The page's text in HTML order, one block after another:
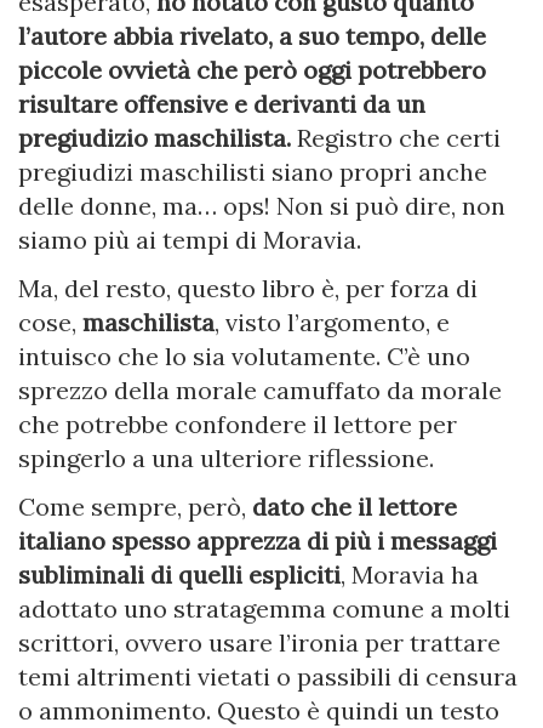
l’autore abbia rivelato, a suo tempo, delle
piccole ovvietà che però oggi potrebbero
risultare offensive e derivanti da un
pregiudizio maschilista. Registro che certi
pregiudizi maschilisti siano propri anche
delle donne, ma… ops! Non si può dire, non
siamo più ai tempi di Moravia.
Ma, del resto, questo libro è, per forza di
cose, maschilista, visto l’argomento, e
intuisco che lo sia volutamente. C’è uno
sprezzo della morale camuffato da morale
che potrebbe confondere il lettore per
spingerlo a una ulteriore riflessione.
Come sempre, però, dato che il lettore
italiano spesso apprezza di più i messaggi
subliminali di quelli espliciti, Moravia ha
adottato uno stratagemma comune a molti
scrittori, ovvero usare l’ironia per trattare
temi altrimenti vietati o passibili di censura
o ammonimento. Questo è quindi un testo